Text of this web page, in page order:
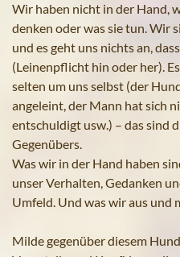
Wir haben nicht in der Hand,
denken oder was sie tun. Wir
und es geht uns nichts an,
(Leinenpflicht hin oder her).
selten um uns selbst (der
angeleint, der Mann hat sich
entschuldigt usw.) – das sind
Gegenübers.
Was wir in der Hand haben
unser Verhalten, Gedanken
Umfeld. Und was wir aus und
Milde gegenüber diesem